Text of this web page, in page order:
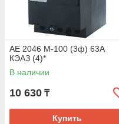
АЕ 2046 М-100 (3ф) 63А
КЭАЗ (4)*
В наличии
10 630 ₸
Купить